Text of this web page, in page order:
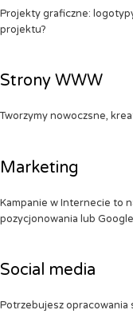
Projekty graficzne:
projektu?
Strony WWW
Tworzymy nowoczsne,
Marketing
Kampanie w Internecie to
pozycjonowania lub
Social media
Potrzebujesz opracowania